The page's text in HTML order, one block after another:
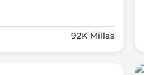
92K Millas